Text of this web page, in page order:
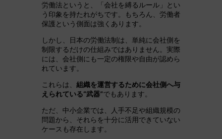
労働法というと、「会社を縛るルール」とい
う印象を持たれがちです。もちろん、労働者
保護という側面は強くあります。
しかし、日本の労働法制は、単純に会社側を
制限するだけの仕組みではありません。実際
には、会社側にも一定の権限や自由が認めら
れています。
これらは、 組織を運営するために会社側へ与
えられている“武器”でもあります。
ただ、中小企業では、人手不足や組織規模の
問題から、それらを十分に活用できていない
ケースも存在します。